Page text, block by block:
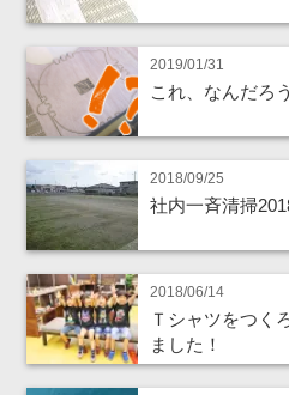
2019/01/31
これ、なんだろ
2018/09/25
社内一斉清掃
2018/06/14
Ｔシャツをつく
ました！